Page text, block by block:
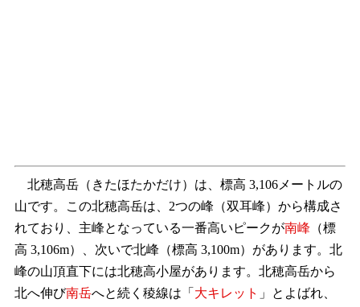
北穂高岳（きたほたかだけ）は、標高 3,106メートルの
山です。この北穂高岳は、2つの峰（双耳峰）から構成さ
れており、主峰となっている一番高いピークが南峰 （標
高 3,106m）、次いで北峰（標高 3,100m）があります。北
峰の山頂直下には北穂高小屋があります。北穂高岳から
北へ伸び南岳へと続く稜線は「 大キレット 」とよばれ、